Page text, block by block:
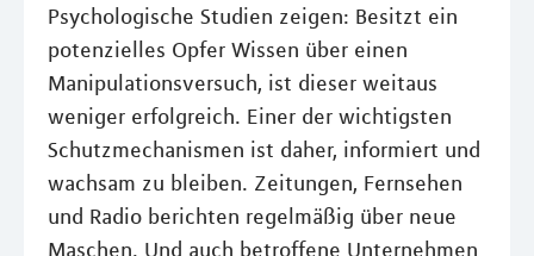
Psychologische Studien zeigen: Besitzt ein
potenzielles Opfer Wissen über einen
Manipulationsversuch, ist dieser weitaus
weniger erfolgreich. Einer der wichtigsten
Schutzmechanismen ist daher, informiert und
wachsam zu bleiben. Zeitungen, Fernsehen
und Radio berichten regelmäßig über neue
Maschen. Und auch betroffene Unternehmen